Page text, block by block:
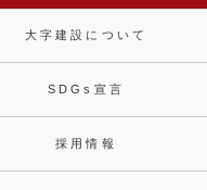
大字建設について
SDGs宣言
採用情報